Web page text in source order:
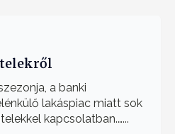
a banki
lakáspiac miatt sok
kapcsolatban.…...